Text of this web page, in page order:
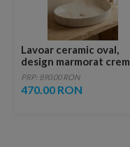
Lavoar ceramic oval,
design marmorat crem
lucios cu vene aurii,
ventil inclus
PRP: 890.00 RON
470.00 RON